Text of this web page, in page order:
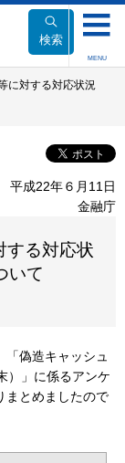
検索
MENU
に対する対応状況
平成22年６月11日
金融庁
する対応状
いて
偽造キャッシュ
）」に係るアンケ
まとめましたので